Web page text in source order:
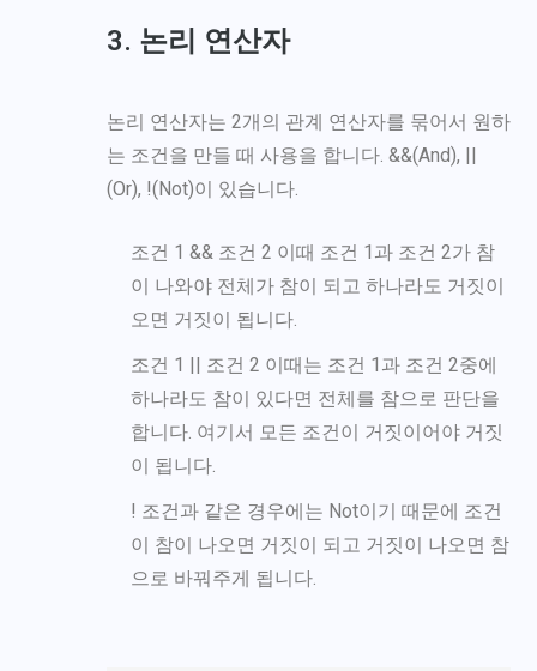
3. 논리 연산자
논리 연산자는 2개의 관계 연산자를 묶어서 원하
는 조건을 만들 때 사용을 합니다. &&(And), ||
(Or), !(Not)이 있습니다.
조건 1 && 조건 2 이때 조건 1과 조건 2가 참
이 나와야 전체가 참이 되고 하나라도 거짓이
오면 거짓이 됩니다.
조건 1 || 조건 2 이때는 조건 1과 조건 2중에
하나라도 참이 있다면 전체를 참으로 판단을
합니다. 여기서 모든 조건이 거짓이어야 거짓
이 됩니다.
! 조건과 같은 경우에는 Not이기 때문에 조건
이 참이 나오면 거짓이 되고 거짓이 나오면 참
으로 바꿔주게 됩니다.